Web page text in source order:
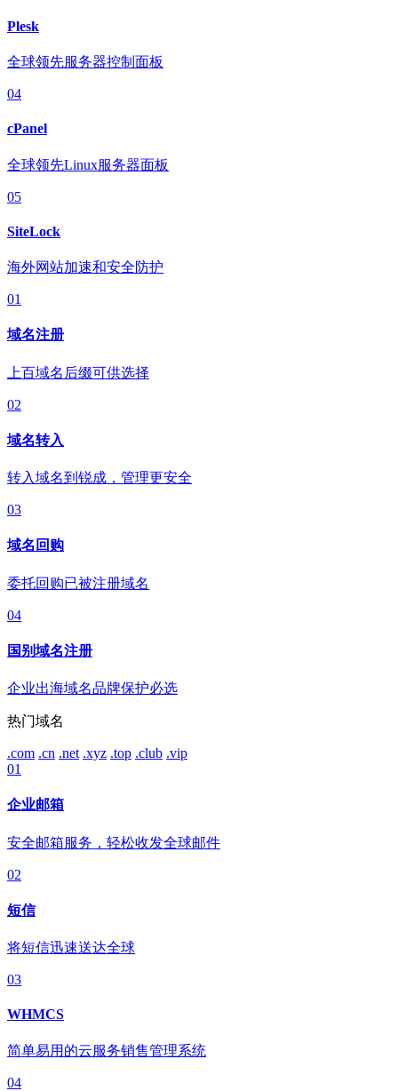
Plesk
全球领先服务器控制面板
04
cPanel
全球领先Linux服务器面板
05
SiteLock
海外网站加速和安全防护
01
域名注册
上百域名后缀可供选择
02
域名转入
转入域名到锐成，管理更安全
03
域名回购
委托回购已被注册域名
04
国别域名注册
企业出海域名品牌保护必选
热门域名
.com .cn .net .xyz .top .club .vip
01
企业邮箱
安全邮箱服务，轻松收发全球邮件
02
短信
将短信迅速送达全球
03
WHMCS
简单易用的云服务销售管理系统
04